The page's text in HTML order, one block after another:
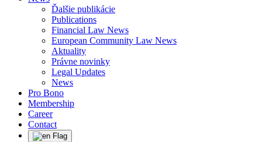
Ďalšie publikácie
Publications
Financial Law News
European Community Law News
Aktuality
Právne novinky
Legal Updates
News
Pro Bono
Membership
Career
Contact